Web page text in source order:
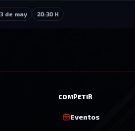
de may 20:30 H
COMPETIR
Eventos